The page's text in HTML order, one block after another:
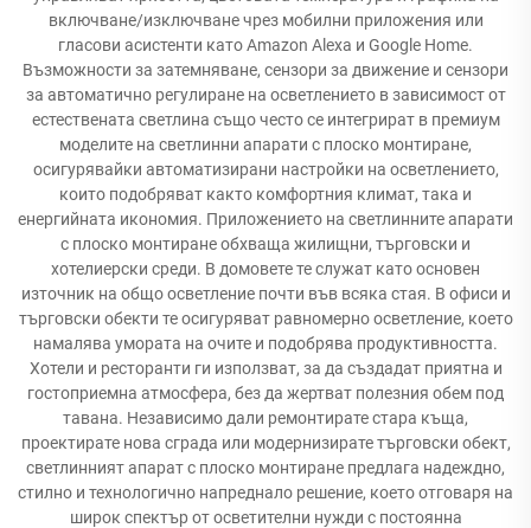
включване/изключване чрез мобилни приложения или
гласови асистенти като Amazon Alexa и Google Home.
Възможности за затемняване, сензори за движение и сензори
за автоматично регулиране на осветлението в зависимост от
естествената светлина също често се интегрират в премиум
моделите на светлинни апарати с плоско монтиране,
осигурявайки автоматизирани настройки на осветлението,
които подобряват както комфортния климат, така и
енергийната икономия. Приложението на светлинните апарати
с плоско монтиране обхваща жилищни, търговски и
хотелиерски среди. В домовете те служат като основен
източник на общо осветление почти във всяка стая. В офиси и
търговски обекти те осигуряват равномерно осветление, което
намалява умората на очите и подобрява продуктивността.
Хотели и ресторанти ги използват, за да създадат приятна и
гостоприемна атмосфера, без да жертват полезния обем под
тавана. Независимо дали ремонтирате стара къща,
проектирате нова сграда или модернизирате търговски обект,
светлинният апарат с плоско монтиране предлага надеждно,
стилно и технологично напреднало решение, което отговаря на
широк спектър от осветителни нужди с постоянна